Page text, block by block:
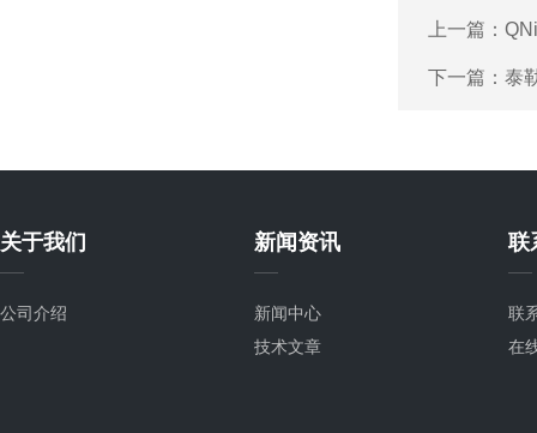
上一篇：
下一篇： 泰
关于我们
公司介绍
新闻资讯
新闻中心
技术文章
联
联
在